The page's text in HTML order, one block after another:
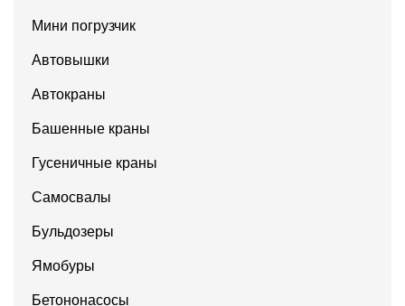
Мини погрузчик
Автовышки
Автокраны
Башенные краны
Гусеничные краны
Самосвалы
Бульдозеры
Ямобуры
Бетононасосы